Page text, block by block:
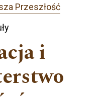
Przeszłość
i